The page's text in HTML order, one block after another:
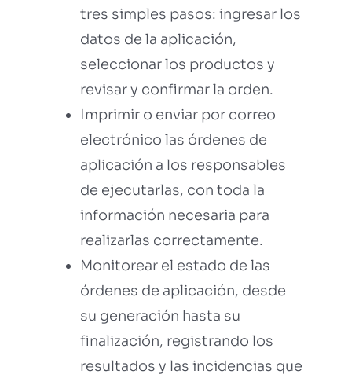
tres simples pasos: ingresar los
datos de la aplicación,
seleccionar los productos y
revisar y confirmar la orden.
Imprimir o enviar por correo
electrónico las órdenes de
aplicación a los responsables
de ejecutarlas, con toda la
información necesaria para
realizarlas correctamente.
Monitorear el estado de las
órdenes de aplicación, desde
su generación hasta su
finalización, registrando los
resultados y las incidencias que